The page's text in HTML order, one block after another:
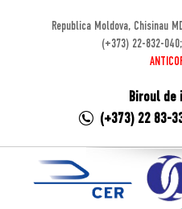
Republica Moldova, Chisinau
(+373) 22-832-
Biroul
(+373) 22 83-